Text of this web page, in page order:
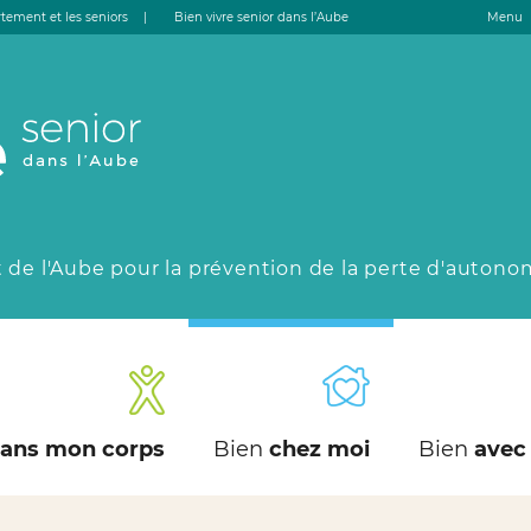
et les seniors | Bien vivre senior dans l’Aube Menu
l'Aube pour la prévention de la perte
mon corps Bien chez moi Bien